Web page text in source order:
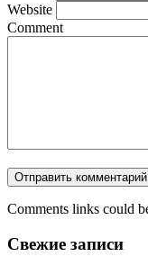
Website
Comment
Comments links could
Свежие записи